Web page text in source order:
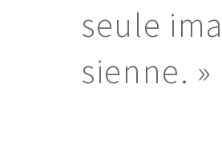
seule
sienne. »